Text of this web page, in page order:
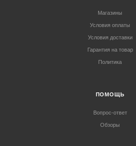
Магазины
Условия оплаты
Условия доставки
Гарантия на товар
Политика
ПОМОЩЬ
Вопрос-ответ
Обзоры